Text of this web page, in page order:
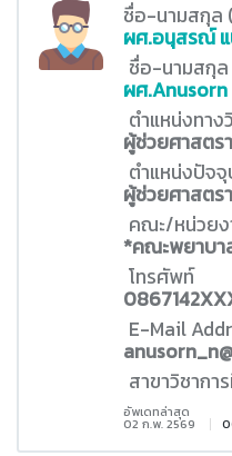
ชื่อ-นามสกุล
ผศ.อนุสรณ์
ชื่อ-นามสกุ
ผศ
ตำแหน่งทาง
ผู้ช่วยศาสตร
ตำแหน่งปัจ
ผู้ช่วยศาสตร
คณะ/หน่วยง
*คณะพยาบา
โทรศัพท์
E-Mail
สาขาวิชาก
อัพเดทล่าสุด
02 ก.พ. 2569